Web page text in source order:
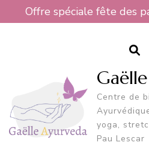
Offre spéciale fête des
Centre de
yoga,
Pau Lescar